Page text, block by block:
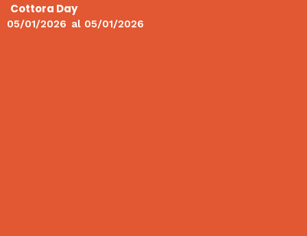
Cottora Day
05/01/2026 al 05/01/2026